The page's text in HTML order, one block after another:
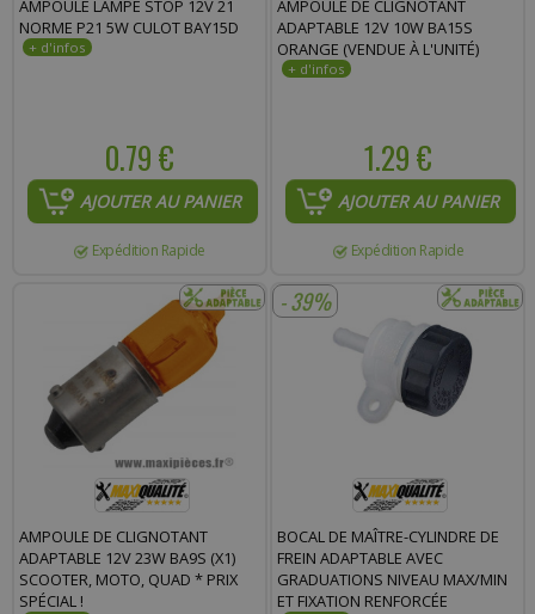
AMPOULE LAMPE STOP 12V 21
NORME P21 5W CULOT BAY15D
0.79 €
AJOUTER AU PANIER
Expédition Rapide
AMPOULE DE CLIGNOTANT
ADAPTABLE 12V 10W BA15S
ORANGE (VENDUE À L'UNITÉ)
1.29 €
AJOUTER AU PANIER
Expédition Rapide
AMPOULE DE CLIGNOTANT
ADAPTABLE 12V 23W BA9S (X1)
SCOOTER, MOTO, QUAD * PRIX
SPÉCIAL !
- 39%
BOCAL DE MAÎTRE-CYLINDRE DE
FREIN ADAPTABLE AVEC
GRADUATIONS NIVEAU MAX/MIN
ET FIXATION RENFORCÉE
Commentaire :